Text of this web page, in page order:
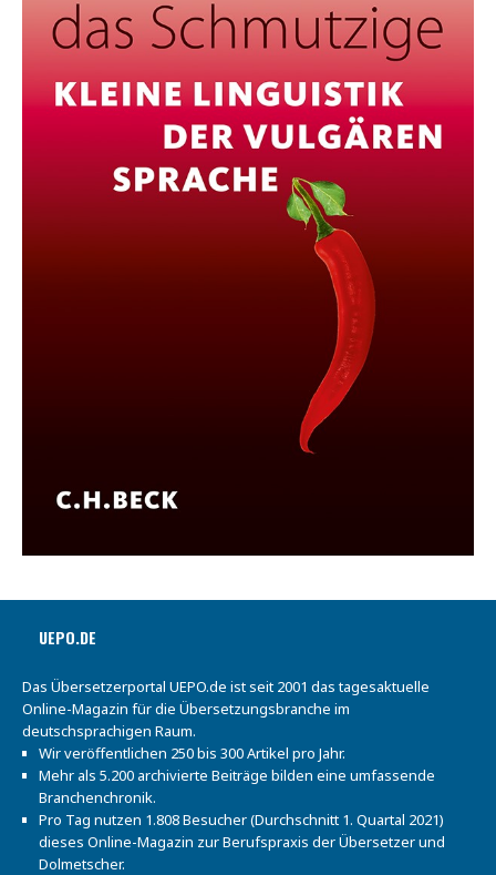
UEPO.DE
Das Übersetzerportal UEPO.de ist seit 2001 das tagesaktuelle
Online-Magazin für die Übersetzungsbranche im
deutschsprachigen Raum.
Wir veröffentlichen 250 bis 300 Artikel pro Jahr.
Mehr als 5.200 archivierte Beiträge bilden eine umfassende
Branchenchronik.
Pro Tag nutzen 1.808 Besucher (Durchschnitt 1. Quartal 2021)
dieses Online-Magazin zur Berufspraxis der Übersetzer und
Dolmetscher.